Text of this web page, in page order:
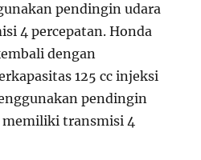
pendingin udara
4 percepatan. Honda
dengan
125 cc injeksi
pendingin
memiliki transmisi 4